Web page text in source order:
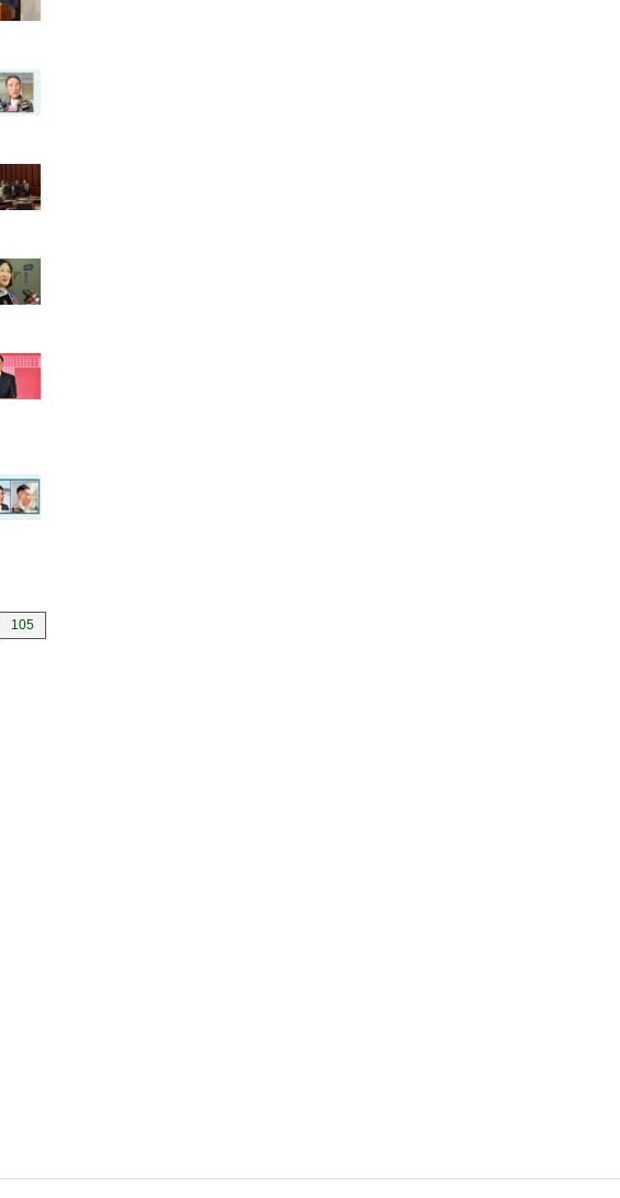
105